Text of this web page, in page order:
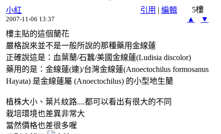
引用 | 編輯
小紅
2007-11-06 13:37
5樓
▲
▼
樓主貼的這個蘭花
嚴格說來並不是一般所說的那種藥用金線蓮
正確說這是：血葉蘭/石蠶/美國金線蓮(Ludisia discolor)
藥用的是：金線蓮(連)/台灣金線蓮(Anoectochilus formosanus
Hayata) 是金線蓮屬 (Anoectochilus) 的小型地生蘭
植株大小、葉片紋路....都可以看出有很大的不同
栽培環境也差異非常大
當然價格也差很多喔